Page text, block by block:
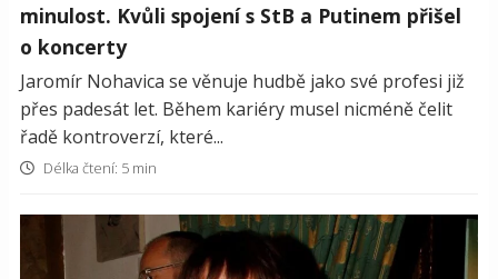
minulost. Kvůli spojení s StB a Putinem přišel
o koncerty
Jaromír Nohavica se věnuje hudbě jako své profesi již
přes padesát let. Během kariéry musel nicméně čelit
řadě kontroverzí, které...
Délka čtení: 5 min